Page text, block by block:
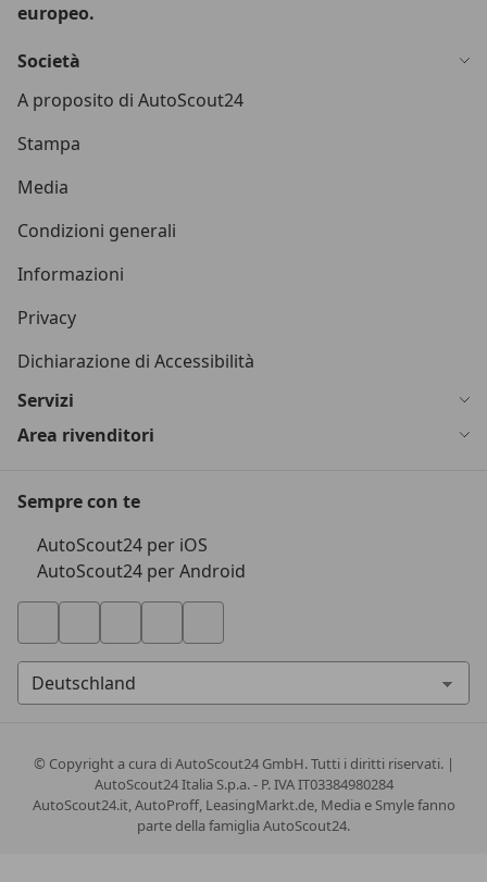
europeo.
Società
A proposito di AutoScout24
Stampa
Media
Condizioni generali
Informazioni
Privacy
Dichiarazione di Accessibilità
Servizi
Area rivenditori
Sempre con te
AutoScout24 per iOS
AutoScout24 per Android
© Copyrighta cura di AutoScout24 GmbH. Tutti i diritti riservati. |
AutoScout24 Italia S.p.a. - P. IVA IT03384980284
AutoScout24.it, AutoProff, LeasingMarkt.de, Media e Smyle fanno
parte della famiglia AutoScout24.